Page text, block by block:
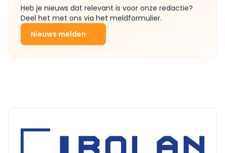
Heb je nieuws dat relevant is voor onze redactie?
Deel het met ons via het meldformulier.
Nieuws melden